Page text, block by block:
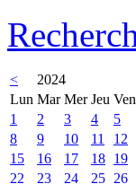
< 2024
Lun Mar Mer Jeu Ven
1
2 3 4 5
8
9 10 11 12
15
16 17 18 19
22
23 24 25 26